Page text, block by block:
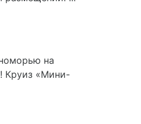
на
Круиз «Мини-